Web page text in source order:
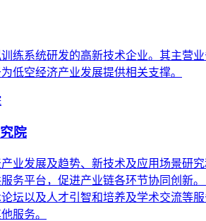
练系统研发的高新技术企业。其主营
低空经济产业发展提供相关支撑。
院
产业发展及趋势、新技术及应用场景
务平台，促进产业链各环节协同创新
坛以及人才引智和培养及学术交流等
服务。